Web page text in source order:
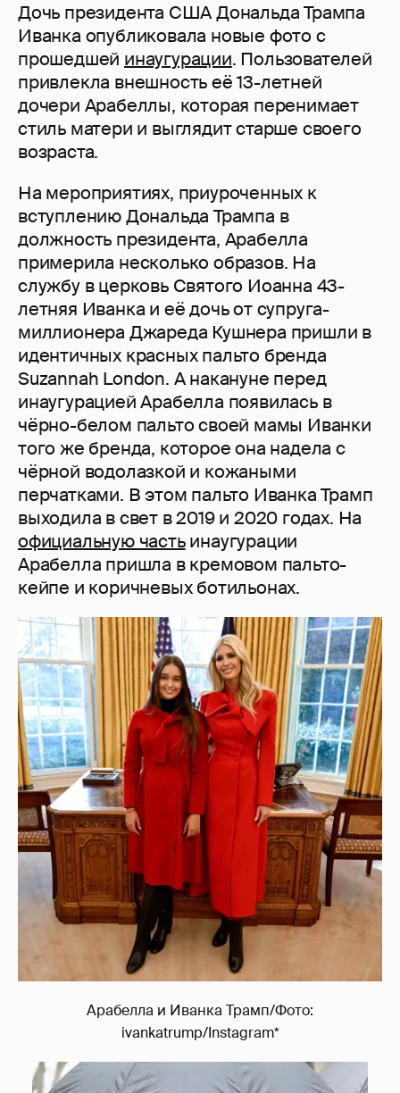
Дочь президента США Дональда Трампа
Иванка опубликовала новые фото с
прошедшей инаугурации. Пользователей
привлекла внешность её 13-летней
дочери Арабеллы, которая перенимает
стиль матери и выглядит старше своего
возраста.
На мероприятиях, приуроченных к
вступлению Дональда Трампа в
должность президента, Арабелла
примерила несколько образов. На
службу в церковь Святого Иоанна 43-
летняя Иванка и её дочь от супруга-
миллионера Джареда Кушнера пришли в
идентичных красных пальто бренда
Suzannah London. А накануне перед
инаугурацией Арабелла появилась в
чёрно-белом пальто своей мамы Иванки
того же бренда, которое она надела с
чёрной водолазкой и кожаными
перчатками. В этом пальто Иванка Трамп
выходила в свет в 2019 и 2020 годах. На
официальную частьинаугурации
Арабелла пришла в кремовом пальто-
кейпе и коричневых ботильонах.
Арабелла и Иванка Трамп/Фото:
ivankatrump/Instagram*